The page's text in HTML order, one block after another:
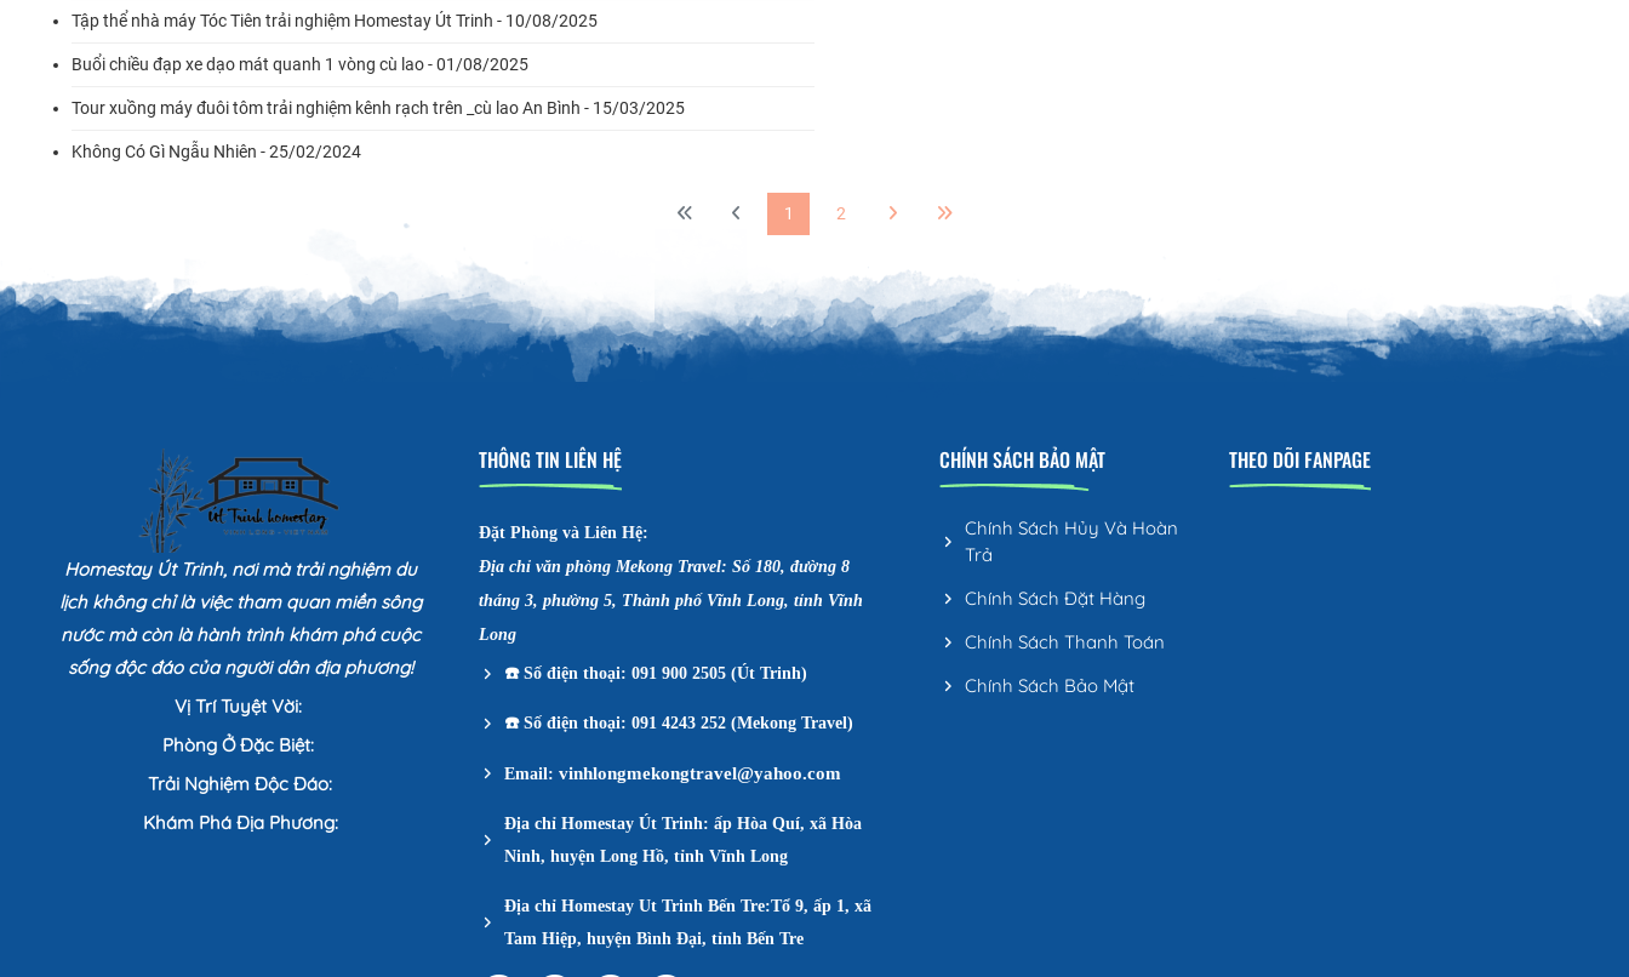
Tập thể nhà máy Tóc Tiên trải nghiệm Homestay Út Trinh - 10/08/2025
Buổi chiều đạp xe dạo mát quanh 1 vòng cù lao - 01/08/2025
Tour xuồng máy đuôi tôm trải nghiệm kênh rạch trên _cù lao An Bình - 15/03/2025
Không Có Gì Ngẫu Nhiên - 25/02/2024
1 2
Homestay Út Trinh, nơi mà trải nghiệm du
lịch không chỉ là việc tham quan miền sông
nước mà còn là hành trình khám phá cuộc
sống độc đáo của người dân địa phương!
Vị Trí Tuyệt Vời:
Phòng Ở Đặc Biệt:
Trải Nghiệm Độc Đáo:
Khám Phá Địa Phương:
THÔNG TIN LIÊN HỆ
Đặt Phòng và Liên Hệ:
Địa chỉ văn phòng Mekong Travel: Số 180, đường 8
tháng 3, phường 5, Thành phố Vĩnh Long, tỉnh Vĩnh
Long
☎️Số điện thoại: 091 900 2505 (Út Trinh)
☎️Số điện thoại: 091 4243 252 (Mekong Travel)
Email: vinhlongmekongtravel@yahoo.com
Địa chỉ Homestay Út Trinh: ấp Hòa Quí, xã Hòa
Ninh, huyện Long Hồ, tỉnh Vĩnh Long
Địa chỉ Homestay Ut Trinh Bến Tre:Tổ 9, ấp 1, xã
Tam Hiệp, huyện Bình Đại, tỉnh Bến Tre
CHÍNH SÁCH BẢO MẬT
Chính Sách Hủy Và Hoàn
Trả
Chính Sách Đặt Hàng
Chính Sách Thanh Toán
Chính Sách Bảo Mật
THEO DÕI FANPAGE